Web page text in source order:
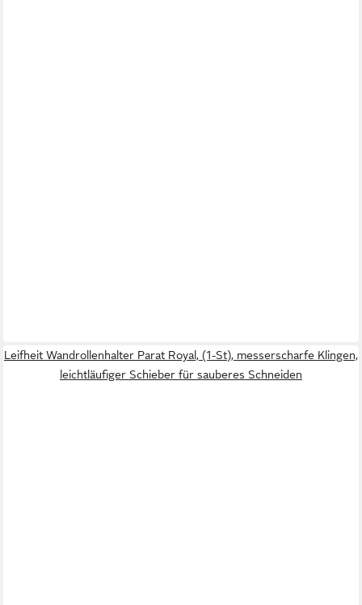
Leifheit Wandrollenhalter Parat Royal, (1-St), messerscharfe Klingen,
leichtläufiger Schieber für sauberes Schneiden